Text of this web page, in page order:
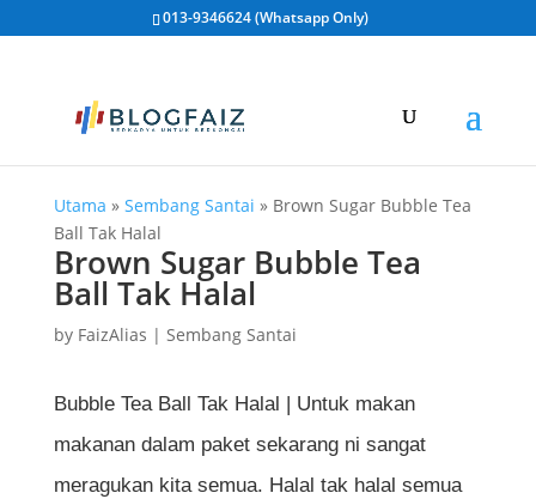
013-9346624 (Whatsapp Only)
Utama » Sembang Santai » Brown Sugar Bubble Tea
Ball Tak Halal
Brown Sugar Bubble Tea
Ball Tak Halal
by FaizAlias | Sembang Santai
Bubble Tea Ball Tak Halal | Untuk makan
makanan dalam paket sekarang ni sangat
meragukan kita semua. Halal tak halal semua